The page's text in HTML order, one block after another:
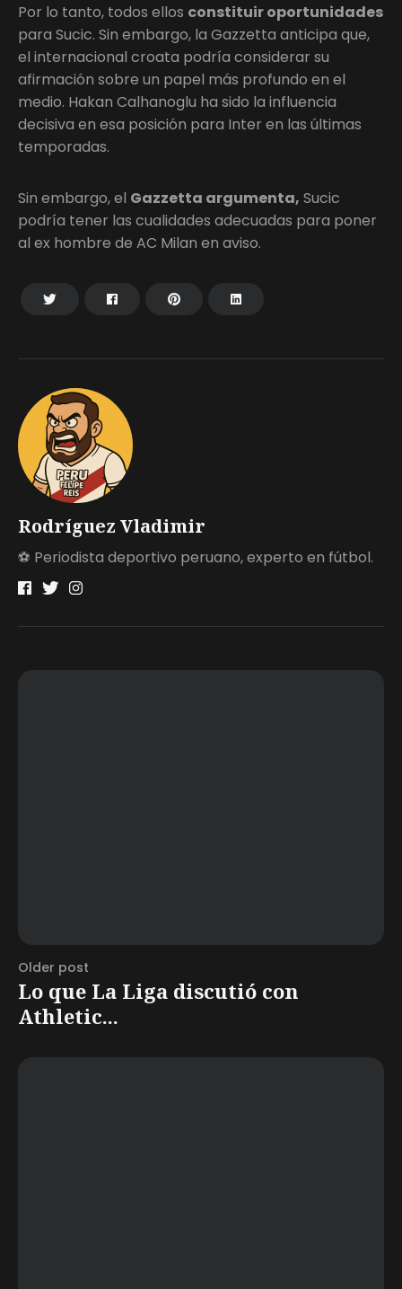
Rodríguez Vladimir
⚽ Periodista deportivo peruano, experto en fútbol.
Por lo tanto, todos ellos constituir oportunidades
para Sucic. Sin embargo, la Gazzetta anticipa que,
el internacional croata podría considerar su
afirmación sobre un papel más profundo en el
medio. Hakan Calhanoglu ha sido la influencia
decisiva en esa posición para Inter en las últimas
temporadas.
Sin embargo, el Gazzetta argumenta, Sucic
podría tener las cualidades adecuadas para poner
al ex hombre de AC Milan en aviso.
Older post
Lo que La Liga discutió con
Athletic...